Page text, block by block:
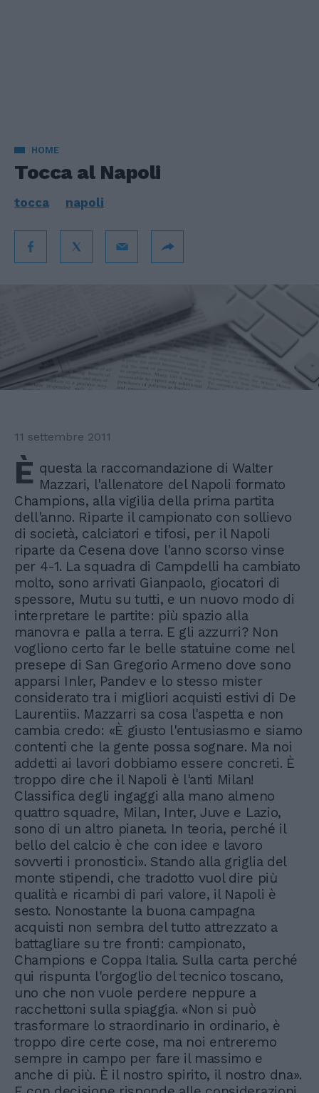
HOME
Tocca al Napoli
tocca napoli
11 settembre 2011
È questa la raccomandazione di Walter
Mazzari, l'allenatore del Napoli formato
Champions, alla vigilia della prima partita
dell'anno. Riparte il campionato con sollievo
di società, calciatori e tifosi, per il Napoli
riparte da Cesena dove l'anno scorso vinse
per 4-1. La squadra di Campdelli ha cambiato
molto, sono arrivati Gianpaolo, giocatori di
spessore, Mutu su tutti, e un nuovo modo di
interpretare le partite: più spazio alla
manovra e palla a terra. E gli azzurri? Non
vogliono certo far le belle statuine come nel
presepe di San Gregorio Armeno dove sono
apparsi Inler, Pandev e lo stesso mister
considerato tra i migliori acquisti estivi di De
Laurentiis. Mazzarri sa cosa l'aspetta e non
cambia credo: «È giusto l'entusiasmo e siamo
contenti che la gente possa sognare. Ma noi
addetti ai lavori dobbiamo essere concreti. È
troppo dire che il Napoli è l'anti Milan!
Classifica degli ingaggi alla mano almeno
quattro squadre, Milan, Inter, Juve e Lazio,
sono di un altro pianeta. In teoria, perché il
bello del calcio è che con idee e lavoro
sovverti i pronostici». Stando alla griglia del
monte stipendi, che tradotto vuol dire più
qualità e ricambi di pari valore, il Napoli è
sesto. Nonostante la buona campagna
acquisti non sembra del tutto attrezzato a
battagliare su tre fronti: campionato,
Champions e Coppa Italia. Sulla carta perché
qui rispunta l'orgoglio del tecnico toscano,
uno che non vuole perdere neppure a
racchettoni sulla spiaggia. «Non si può
trasformare lo straordinario in ordinario, è
troppo dire certe cose, ma noi entreremo
sempre in campo per fare il massimo e
anche di più. È il nostro spirito, il nostro dna».